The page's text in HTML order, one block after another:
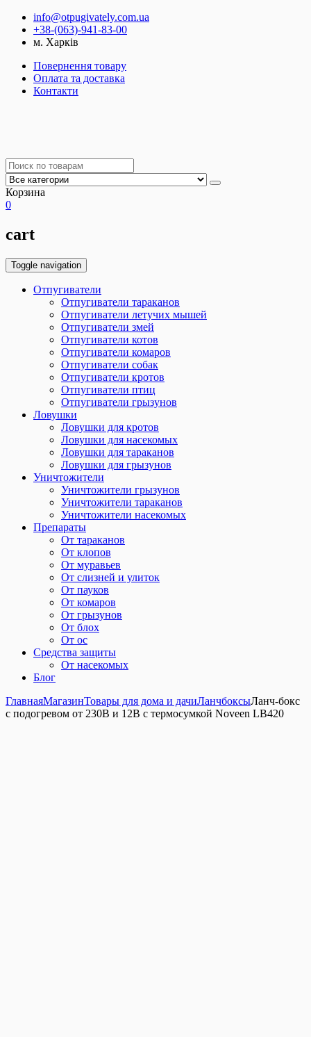
info@otpugivately.com.ua
+38-(063)-941-83-00
м. Харків
Повернення товару
Оплата та доставка
Контакти
Корзина
0
cart
Toggle navigation
Отпугиватели
Отпугиватели тараканов
Отпугиватели летучих мышей
Отпугиватели змей
Отпугиватели котов
Отпугиватели комаров
Отпугиватели собак
Отпугиватели кротов
Отпугиватели птиц
Отпугиватели грызунов
Ловушки
Ловушки для кротов
Ловушки для насекомых
Ловушки для тараканов
Ловушки для грызунов
Уничтожители
Уничтожители грызунов
Уничтожители тараканов
Уничтожители насекомых
Препараты
От тараканов
От клопов
От муравьев
От слизней и улиток
От пауков
От комаров
От грызунов
От блох
От ос
Средства защиты
От насекомых
Блог
ГлавнаяМагазинТовары для дома и дачиЛанчбоксыЛанч-бокс
с подогревом от 230В и 12В с термосумкой Noveen LB420